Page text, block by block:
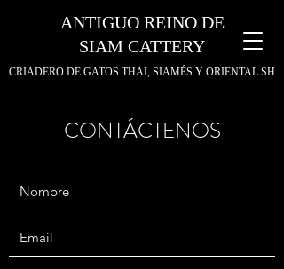
ANTIGUO REINO DE
SIAM CATTERY
CRIADERO DE GATOS THAI, SIAMÉS Y ORIENTAL SH
CONTÁCTENOS